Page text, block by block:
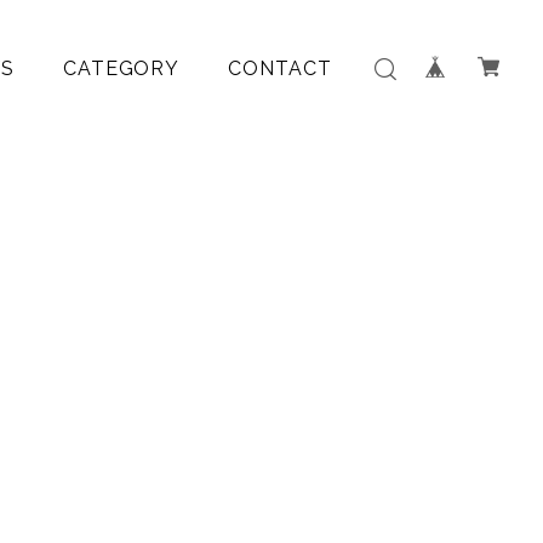
CATEGORY CONTACT